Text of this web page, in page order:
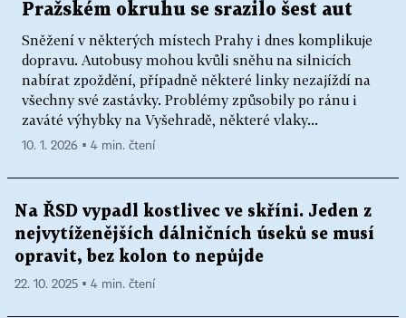
Pražském okruhu se srazilo šest aut
Sněžení v některých místech Prahy i dnes komplikuje
dopravu. Autobusy mohou kvůli sněhu na silnicích
nabírat zpoždění, případně některé linky nezajíždí na
všechny své zastávky. Problémy způsobily po ránu i
zaváté výhybky na Vyšehradě, některé vlaky...
10. 1. 2026 ▪ 4 min. čtení
Na ŘSD vypadl kostlivec ve skříni. Jeden z
nejvytíženějších dálničních úseků se musí
opravit, bez kolon to nepůjde
22. 10. 2025 ▪ 4 min. čtení